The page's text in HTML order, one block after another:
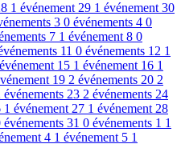
1 événement 29 1 événement 30
3 0 événements 4 0
7 1 événement 8 0
11 0 événements 12 1
15 1 événement 16 1
19 2 événements 20 2
événements 23 2 événements 24
1 événement 27 1 événement 28
événements 31 0 événements 1 1
4 1 événement 5 1